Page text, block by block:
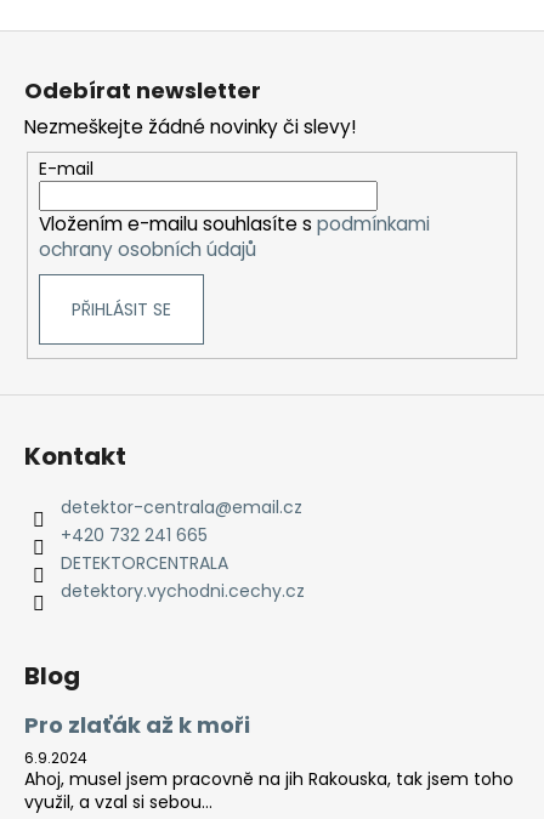
SONDY
49
990
Kč
Z
Odebírat newsletter
Nezmeškejte žádné novinky či slevy!
E-mail
Vložením e-mailu souhlasíte s podmínkami
ochrany osobních údajů
PŘIHLÁSIT SE
Kontakt
detektor-centrala@email.cz
+420 732 241 665
DETEKTORCENTRALA
detektory.vychodni.cechy.cz
Blog
Pro zlaťák až k moři
6.9.2024
Ahoj, musel jsem pracovně na jih Rakouska, tak jsem toho
využil, a vzal si sebou...